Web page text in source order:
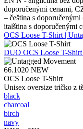
doporučenými cenami,
– čeština s
italština s doporučenými
OCS Loose T-Shirt |
DUO OCS Loose T-
66.1020 NEW
OCS Loose T-Shirt
Unisex oversize tričko z
black
charcoal
birch
navy